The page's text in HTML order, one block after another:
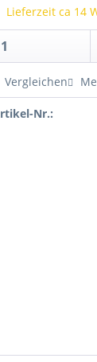
Lieferzeit ca 14
Vergleichen
Nr.: